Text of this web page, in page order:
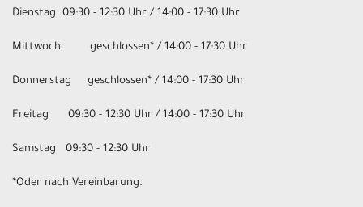
Dienstag 09:30 - 12:30 Uhr / 14:00 - 17:30 Uhr
Mittwoch geschlossen* / 14:00 - 17:30 Uhr
Donnerstag geschlossen* / 14:00 - 17:30 Uhr
Freitag 09:30 - 12:30 Uhr / 14:00 - 17:30 Uhr
Samstag 09:30 - 12:30 Uhr
*Oder nach Vereinbarung.